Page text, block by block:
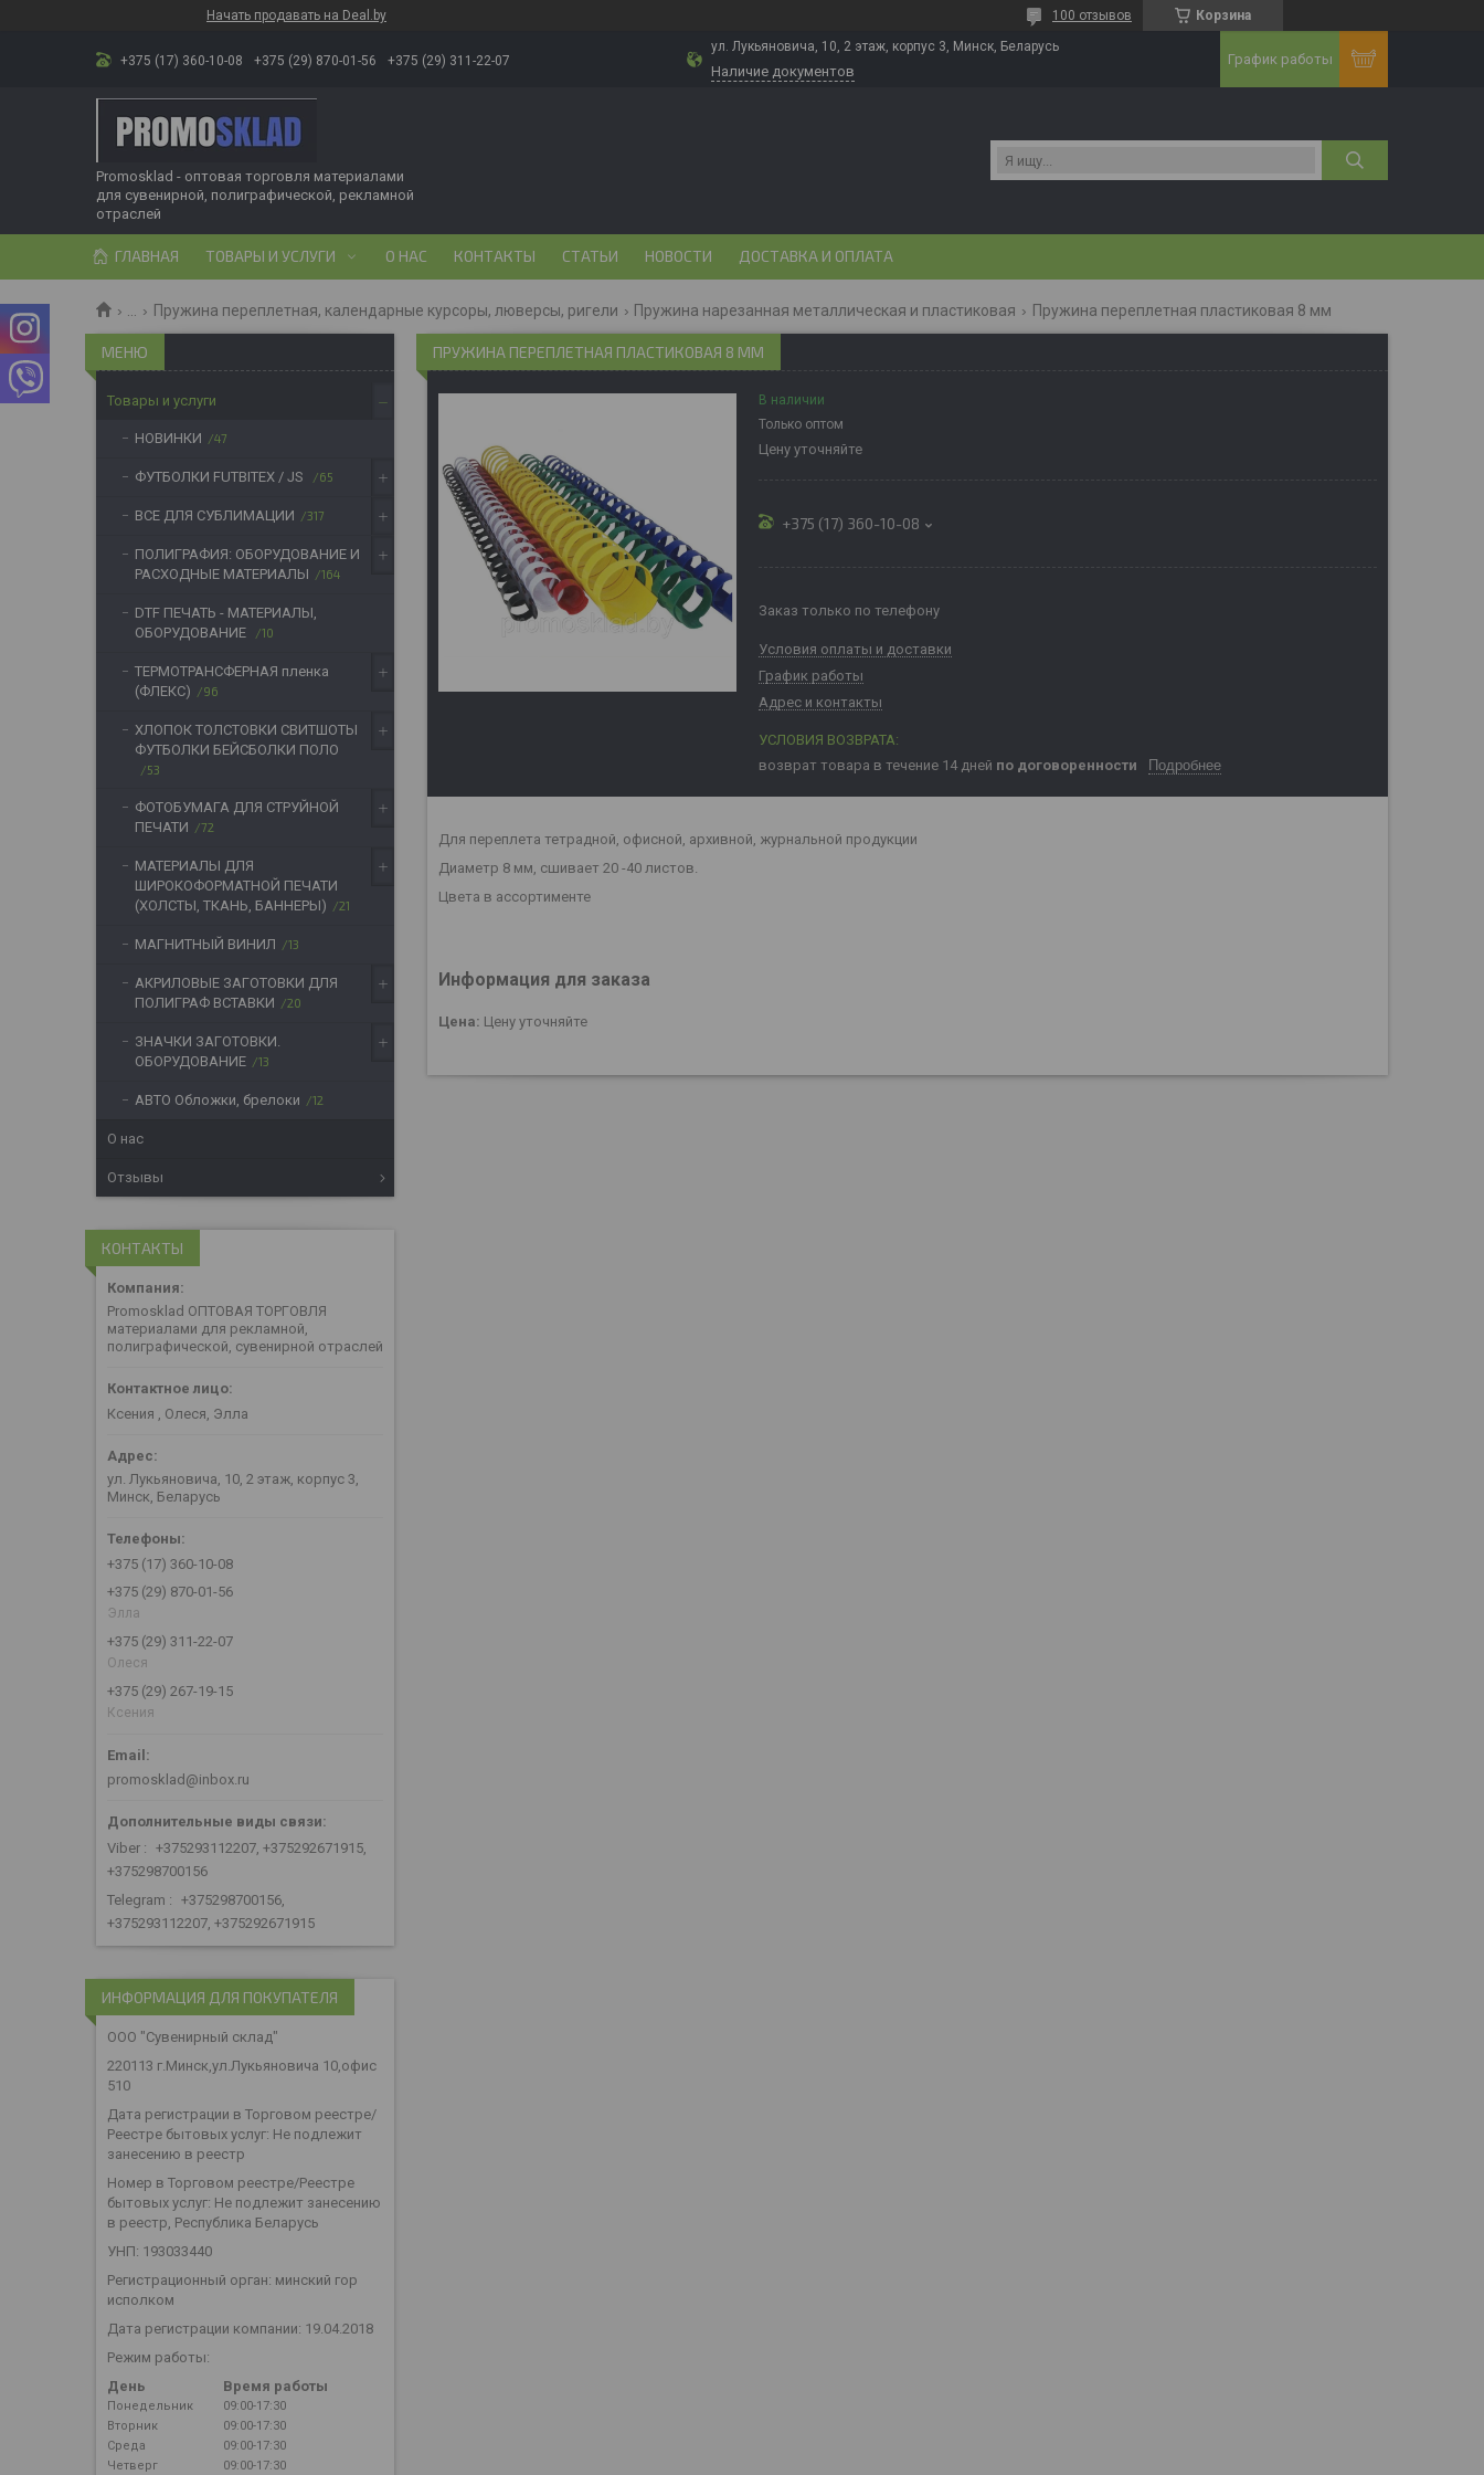
Начать продавать на Deal.by Корзина
100 отзывов
+375 (17) 360-10-08 +375 (29) 870-01-56 +375 (29) 311-22-07
ул. Лукьяновича, 10, 2 этаж, корпус 3, Минск, Беларусь
Наличие документов
График работы
Promosklad - оптовая торговля материалами
для сувенирной, полиграфической, рекламной
отраслей
ГЛАВНАЯ ТОВАРЫ И УСЛУГИ О НАС КОНТАКТЫ СТАТЬИ НОВОСТИ ДОСТАВКА И ОПЛАТА
Пружина переплетная, календарные курсоры, люверсы, ригели Пружина нарезанная металлическая и пластиковая Пружина переплетная пластиковая 8 мм
ПРУЖИНА ПЕРЕПЛЕТНАЯ ПЛАСТИКОВАЯ 8 ММ
В наличии
Только оптом
Цену уточняйте
+375 (17) 360-10-08
Заказ только по телефону
Условия оплаты и доставки
График работы
Адрес и контакты
возврат товара в течение 14 дней по договоренности Подробнее
Для переплета тетрадной, офисной, архивной, журнальной продукции
Диаметр 8 мм, сшивает 20 -40 листов.
Цвета в ассортименте
Информация для заказа
Цена: Цену уточняйте
Товары и услуги
НОВИНКИ 47
ФУТБОЛКИ FUTBITEX / JS 65
ВСЕ ДЛЯ СУБЛИМАЦИИ 317
ПОЛИГРАФИЯ: ОБОРУДОВАНИЕ И
РАСХОДНЫЕ МАТЕРИАЛЫ
164
DTF ПЕЧАТЬ - МАТЕРИАЛЫ,
ОБОРУДОВАНИЕ
10
ТЕРМОТРАНСФЕРНАЯ пленка
(ФЛЕКС)
96
ХЛОПОК ТОЛСТОВКИ СВИТШОТЫ
ФУТБОЛКИ БЕЙСБОЛКИ ПОЛО
53
ФОТОБУМАГА ДЛЯ СТРУЙНОЙ
ПЕЧАТИ
72
МАТЕРИАЛЫ ДЛЯ
ШИРОКОФОРМАТНОЙ ПЕЧАТИ
(ХОЛСТЫ, ТКАНЬ, БАННЕРЫ)
21
МАГНИТНЫЙ ВИНИЛ 13
АКРИЛОВЫЕ ЗАГОТОВКИ ДЛЯ
ПОЛИГРАФ ВСТАВКИ
20
ЗНАЧКИ ЗАГОТОВКИ.
ОБОРУДОВАНИЕ
13
АВТО Обложки, брелоки 12
О нас
Отзывы
КОНТАКТЫ
Promosklad ОПТОВАЯ ТОРГОВЛЯ
материалами для рекламной,
полиграфической, сувенирной отраслей
Ксения , Олеся, Элла
ул. Лукьяновича, 10, 2 этаж, корпус 3,
Минск, Беларусь
+375 (17) 360-10-08
+375 (29) 870-01-56
Элла
+375 (29) 311-22-07
Олеся
+375 (29) 267-19-15
Ксения
promosklad@inbox.ru
Viber
+375293112207, +375292671915,
+375298700156
Telegram
+375298700156,
+375293112207, +375292671915
ИНФОРМАЦИЯ ДЛЯ ПОКУПАТЕЛЯ
ООО "Сувенирный склад"
220113 г.Минск,ул.Лукьяновича 10,офис
510
Дата регистрации в Торговом реестре/
Реестре бытовых услуг: Не подлежит
занесению в реестр
Номер в Торговом реестре/Реестре
бытовых услуг: Не подлежит занесению
в реестр, Республика Беларусь
УНП: 193033440
Регистрационный орган: минский гор
исполком
Дата регистрации компании: 19.04.2018
Режим работы:
День
Время работы
Понедельник
09:00-17:30
Вторник
09:00-17:30
Среда
09:00-17:30
Четверг
09:00-17:30